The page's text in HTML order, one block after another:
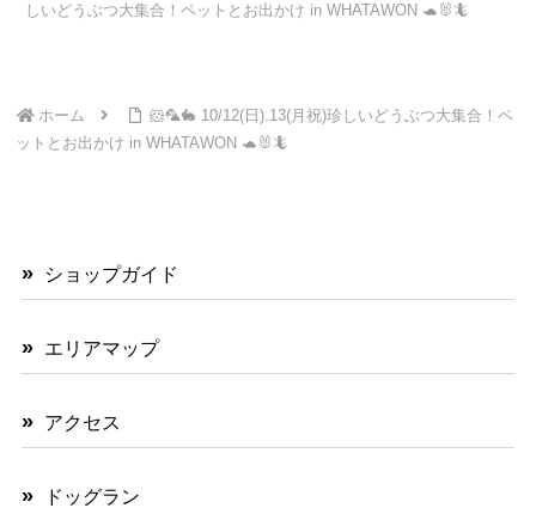
しいどうぶつ大集合！ペットとお出かけ in WHATAWON 🐢🐰🦎
ホーム
🐹🦜🐇 10/12(日).13(月祝)珍しいどうぶつ大集合！ペ
ットとお出かけ in WHATAWON 🐢🐰🦎
ショップガイド
エリアマップ
アクセス
ドッグラン